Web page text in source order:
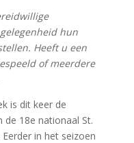
hun
Heeft u een
of meerdere
is dit keer de
18e nationaal St.
in het seizoen